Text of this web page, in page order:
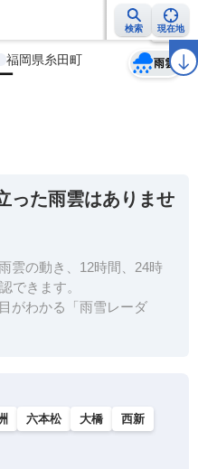
検索 現在地
警報・注意報 2週間天気 ラ
福岡県糸田町 雨雲
天気 台風
った雨雲はありませ
雲の動き、12時間、24時
できます。
がわかる「雨雪レーダ
六本松 大橋
西新